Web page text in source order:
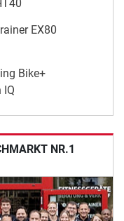
EX80
Bike+
IQ
NR.1